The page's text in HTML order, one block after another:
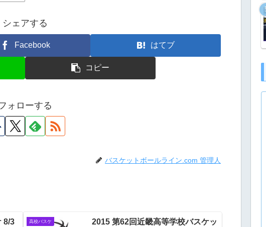
シェアする
Facebook はてブ
コピー
ォローする
バスケットボールライン.com 管理人
8/3
高校バスケ
2015 第62回近畿高等学校バスケッ